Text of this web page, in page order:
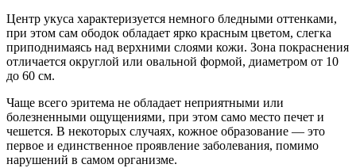
Центр укуса характеризуется немного бледными оттенками,
при этом сам ободок обладает ярко красным цветом, слегка
приподнимаясь над верхними слоями кожи. Зона покраснения
отличается округлой или овальной формой, диаметром от 10
до 60 см.
Чаще всего эритема не обладает неприятными или
болезненными ощущениями, при этом само место печет и
чешется. В некоторых случаях, кожное образование — это
первое и единственное проявление заболевания, помимо
нарушений в самом организме.